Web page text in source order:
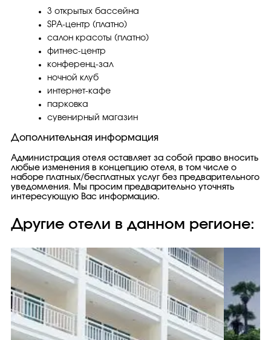
3 открытых бассейна
SPA-центр (платно)
салон красоты (платно)
фитнес-центр
конференц-зал
ночной клуб
интернет-кафе
парковка
сувенирный магазин
Дополнительная информация
Администрация отеля оставляет за собой право вносить
любые изменения в концепцию отеля, в том числе о
наборе платных/бесплатных услуг без предварительного
уведомления. Мы просим предварительно уточнять
интересующую Вас информацию.
Другие отели в данном регионе: